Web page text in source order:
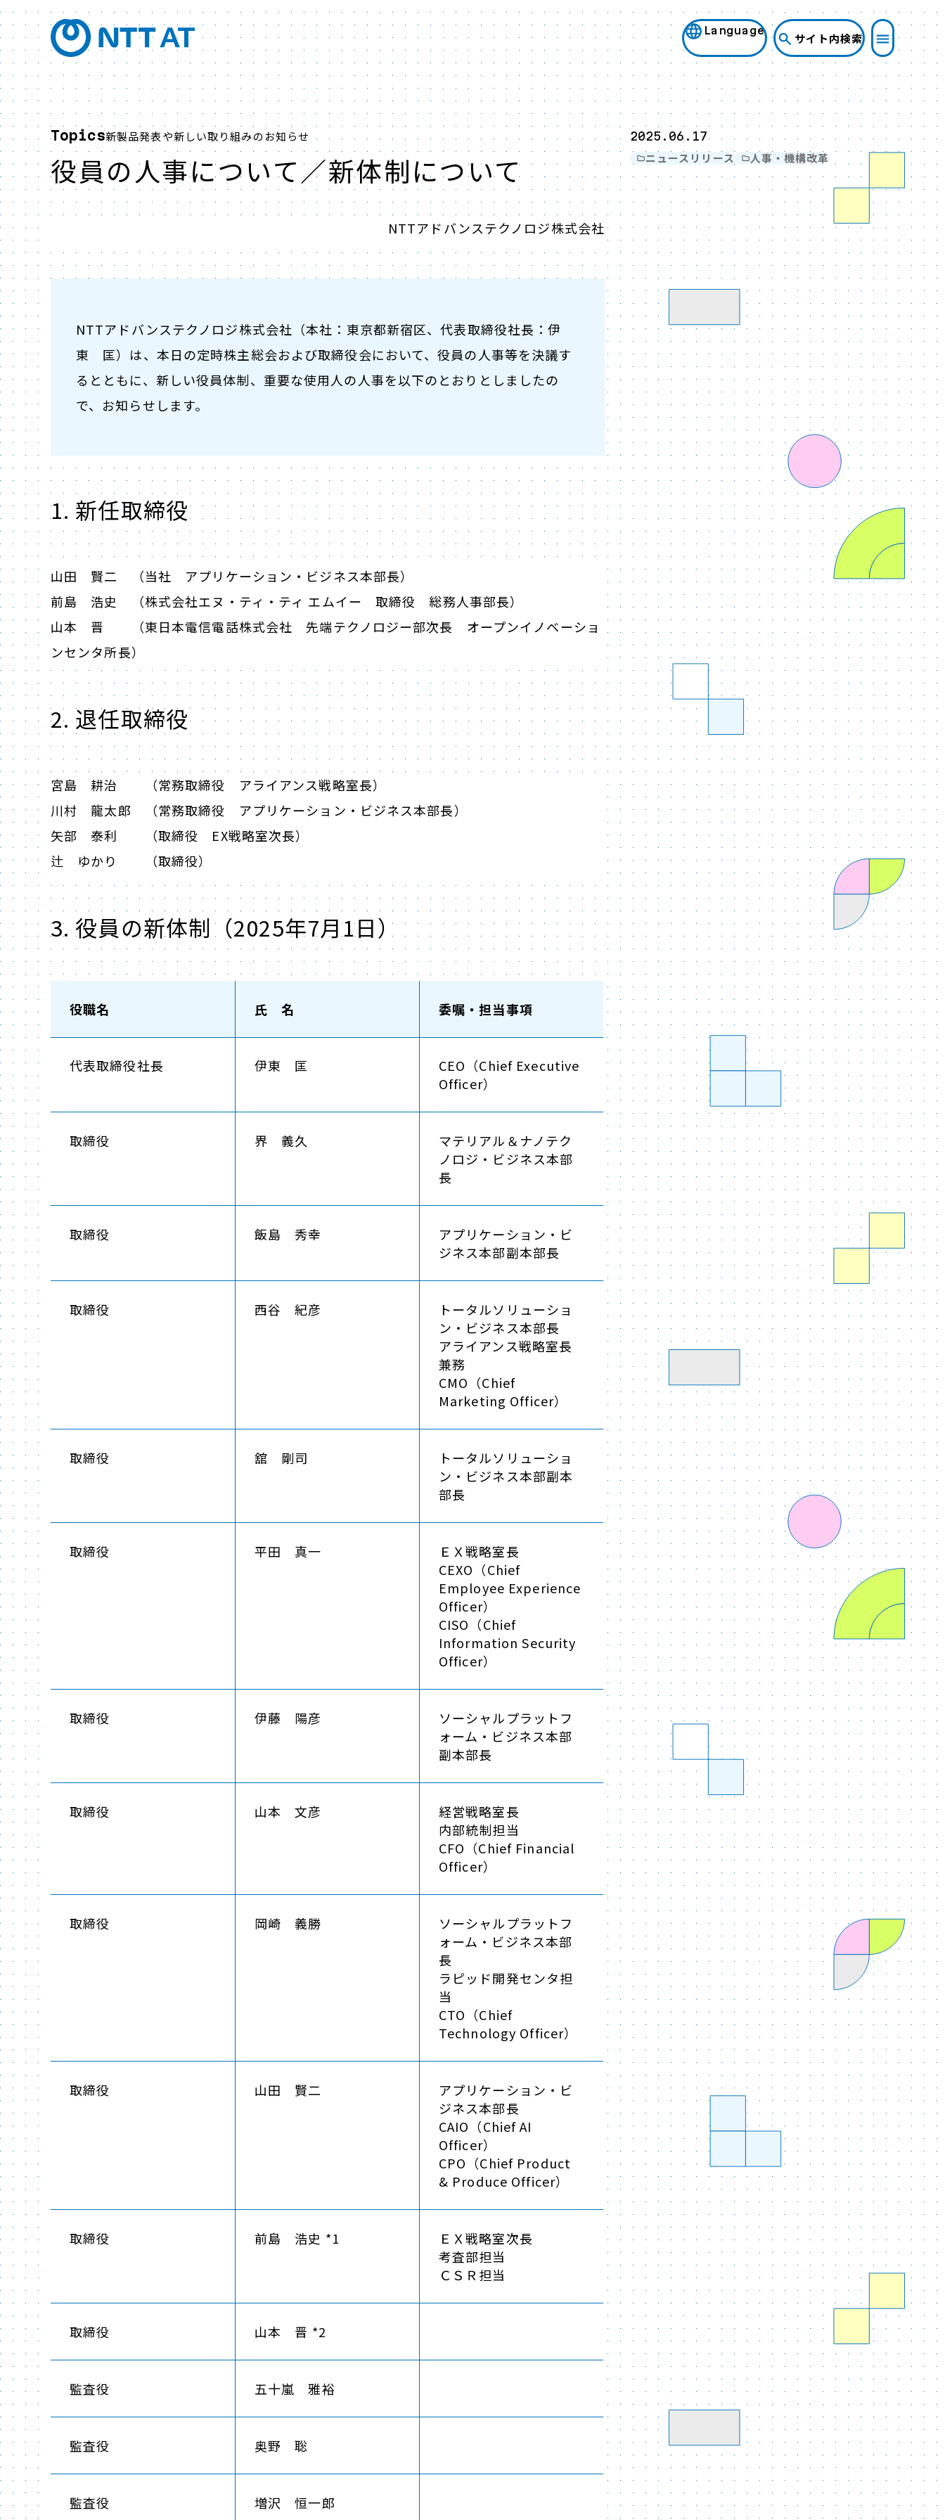
Language
サイト内検索
Topics新製品発表や新しい取り組みのお知らせ
役員の人事について／新体制について
2025.06.17
ニュースリリース 人事・機構改革
NTTアドバンステクノロジ株式会社
NTTアドバンステクノロジ株式会社（本社：東京都新宿区、代表取締役社長：伊
東 匡）は、本日の定時株主総会および取締役会において、役員の人事等を決議す
るとともに、新しい役員体制、重要な使用人の人事を以下のとおりとしましたの
で、お知らせします。
1. 新任取締役
山田 賢二 （当社 アプリケーション・ビジネス本部長）
前島 浩史 （株式会社エヌ・ティ・ティ エムイー 取締役 総務人事部長）
山本 晋 （東日本電信電話株式会社 先端テクノロジー部次長 オープンイノベーショ
ンセンタ所長）
2. 退任取締役
宮島 耕治 （常務取締役 アライアンス戦略室長）
川村 龍太郎 （常務取締役 アプリケーション・ビジネス本部長）
矢部 泰利 （取締役 EX戦略室次長）
辻 ゆかり （取締役）
3. 役員の新体制（2025年7月1日）
役職名 氏 名 委嘱・担当事項
代表取締役社長 伊東 匡
CEO（Chief Executive
Officer）
取締役 界 義久
マテリアル＆ナノテク
ノロジ・ビジネス本部
長
取締役 飯島 秀幸
アプリケーション・ビ
ジネス本部副本部長
取締役 西谷 紀彦
トータルソリューショ
ン・ビジネス本部長
アライアンス戦略室長
兼務
CMO（Chief
Marketing Officer）
取締役 舘 剛司
トータルソリューショ
ン・ビジネス本部副本
部長
取締役 平田 真一
ＥＸ戦略室長
CEXO（Chief
Employee Experience
Officer）
CISO（Chief
Information Security
Officer）
取締役 伊藤 陽彦
ソーシャルプラットフ
ォーム・ビジネス本部
副本部長
取締役 山本 文彦
経営戦略室長
内部統制担当
CFO（Chief Financial
Officer）
取締役 岡崎 義勝
ソーシャルプラットフ
ォーム・ビジネス本部
長
ラピッド開発センタ担
当
CTO（Chief
Technology Officer）
取締役 山田 賢二
アプリケーション・ビ
ジネス本部長
CAIO（Chief AI
Officer）
CPO（Chief Product
& Produce Officer）
取締役 前島 浩史 *1
ＥＸ戦略室次長
考査部担当
ＣＳＲ担当
取締役 山本 晋 *2
監査役 五十嵐 雅裕
監査役 奥野 聡
監査役 増沢 恒一郎